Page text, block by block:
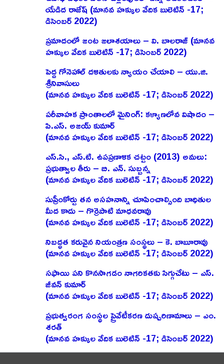
యేడిద రాజేష్‌ (మానవ హక్కుల వేదిక బులెటిన్ -17;
డిసెంబర్ 2022)
ప్రమాదంలో జంట జలాశయాలు – వి. బాలరాజ్‌ (మానవ
హక్కుల వేదిక బులెటిన్ -17; డిసెంబర్ 2022)
పెద్ద గోనెహాల్‌ దళితులకు న్యాయం చేయాలి – యు.జి.
శ్రీనివాసులు
(మానవ హక్కుల వేదిక బులెటిన్ -17; డిసెంబర్ 2022)
పరీవాహక ప్రాంతాలలో మైనింగ్‌: కళ్యాణలోవ విషాదం –
పి.ఎస్‌. అజయ్‌ కుమార్‌
(మానవ హక్కుల వేదిక బులెటిన్ -17; డిసెంబర్ 2022)
ఎస్‌.సి., ఎస్‌.టి. ఉపప్రణాళిక చట్టం (2013) అమలు:
ప్రభుత్వాల తీరు – బి. ఎన్‌. సుబ్బన్న
(మానవ హక్కుల వేదిక బులెటిన్ -17; డిసెంబర్ 2022)
సుప్రీంకోర్టు తన అసహనాన్ని చూపించాల్సింది బాధితుల
మీద కాదు – గొర్రెపాటి మాధవరావు
(మానవ హక్కుల వేదిక బులెటిన్ -17; డిసెంబర్ 2022)
నిబద్ధత కరువైన నియంత్రణ సంస్థలు – కె. బాబూరావు
(మానవ హక్కుల వేదిక బులెటిన్ -17; డిసెంబర్ 2022)
సఫాయి పని కొనసాగడం నాగరికతకు సిగ్గుచేటు – ఎస్‌.
జీవన్‌ కుమార్‌
(మానవ హక్కుల వేదిక బులెటిన్ -17; డిసెంబర్ 2022)
ప్రభుత్వరంగ సంస్థల ప్రైవేటీకరణ దుష్పరిణామాలు – ఎం.
శరత్‌
(మానవ హక్కుల వేదిక బులెటిన్ -17; డిసెంబర్ 2022)